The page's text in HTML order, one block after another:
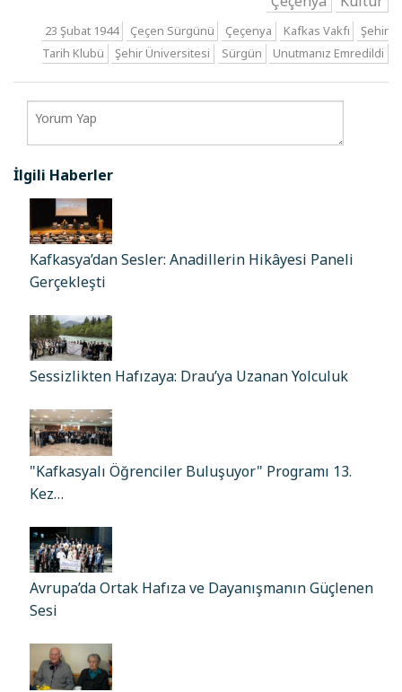
23 Şubat 1944 Çeçen Sürgünü Çeçenya Kafkas Vakfı
Şehir
Tarih Klubü
Şehir Üniversitesi Sürgün Unutmanız Emredildi
İlgili Haberler
Kafkasya’dan Sesler: Anadillerin Hikâyesi Paneli
Gerçekleşti
Sessizlikten Hafızaya: Drau’ya Uzanan Yolculuk
"Kafkasyalı Öğrenciler Buluşuyor" Programı 13.
Kez…
Avrupa’da Ortak Hafıza ve Dayanışmanın Güçlenen
Sesi